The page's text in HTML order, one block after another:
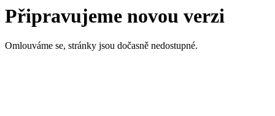
Připravujeme novou verzi
Omlouváme se, stránky jsou dočasně nedostupné.